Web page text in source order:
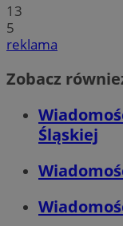
13
5
reklama
Zobacz
Śląskiej